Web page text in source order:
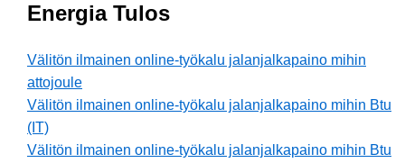
Energia Tulos
Välitön ilmainen online-työkalu jalanjalkapaino mihin
attojoule
Välitön ilmainen online-työkalu jalanjalkapaino mihin Btu
(IT)
Välitön ilmainen online-työkalu jalanjalkapaino mihin Btu